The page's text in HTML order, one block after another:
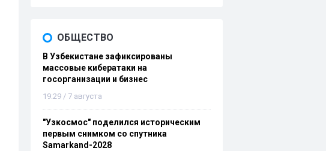
ОБЩЕСТВО
В Узбекистане зафиксированы
массовые кибератаки на
госорганизации и бизнес
19:29 / 7 августа
"Узкосмос" поделился историческим
первым снимком со спутника
Samarkand-2028